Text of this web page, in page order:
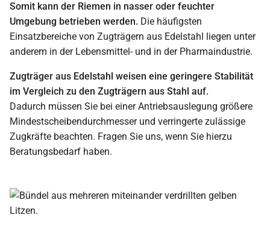
Somit kann der Riemen in nasser oder feuchter
Umgebung betrieben werden. Die häufigsten
Einsatzbereiche von Zugträgern aus Edelstahl liegen unter
anderem in der Lebensmittel- und in der Pharmaindustrie.
Zugträger aus Edelstahl weisen eine geringere Stabilität
im Vergleich zu den Zugträgern aus Stahl auf.
Dadurch müssen Sie bei einer Antriebsauslegung größere
Mindestscheibendurchmesser und verringerte zulässige
Zugkräfte beachten. Fragen Sie uns, wenn Sie hierzu
Beratungsbedarf haben.